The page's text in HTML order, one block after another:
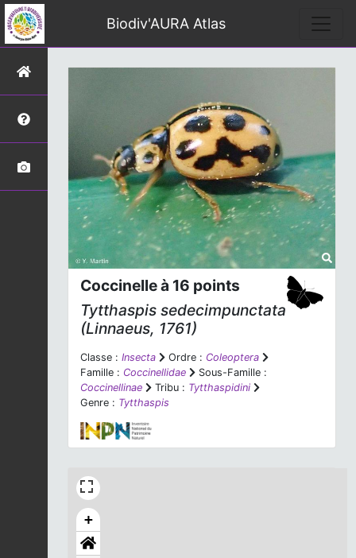
Biodiv'AURA Atlas
Coccinelle à 16 points
Tytthaspis sedecimpunctata
(Linnaeus, 1761)
Classe : Insecta Ordre : Coleoptera
Famille : Coccinellidae
Sous-Famille :
Coccinellinae
Tribu : Tytthaspidini
Genre : Tytthaspis
+